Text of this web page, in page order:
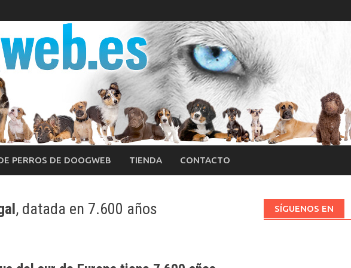
PERROS DE DOOGWEB TIENDA CONTACTO
, datada en 7.600 años SÍGUENOS EN